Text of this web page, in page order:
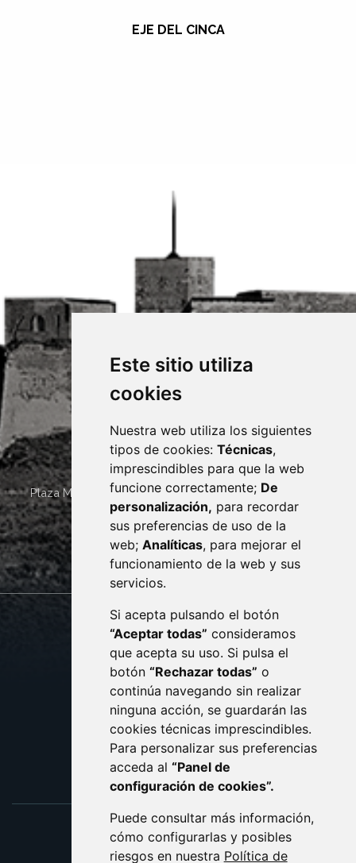
Este sitio utiliza
cookies
Nuestra web utiliza los siguientes
tipos de cookies: Técnicas,
imprescindibles para que la web
funcione correctamente; De
personalización, para recordar
sus preferencias de uso de la
web; Analíticas, para mejorar el
funcionamiento de la web y sus
servicios.
Si acepta pulsando el botón
“Aceptar todas” consideramos
que acepta su uso. Si pulsa el
botón “Rechazar todas” o
continúa navegando sin realizar
ninguna acción, se guardarán las
cookies técnicas imprescindibles.
Para personalizar sus preferencias
acceda al “Panel de
configuración de cookies”.
Puede consultar más información,
cómo configurarlas y posibles
riesgos en nuestra Política de
EJE DEL CINCA
Plaza Mayor 4 22400 MONZÓN - ARAGÓN (ESPAÑA)
· (34) 974 400 700 ·
sac@monzon.es
monzon.es
CONTACTO
AVISO LEGAL
PROTECCIÓN DE DATOS
POLÍTICA DE COOKIES
ACCESIBILIDAD
ENLACE EXTERNO AL